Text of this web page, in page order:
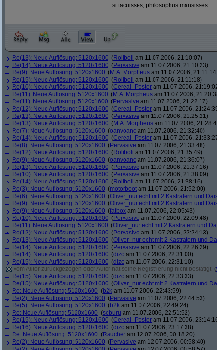
si tacuisses, philosophus mansisses
Re(13): Neue Auflösung: 5120x1600 (Roliboli am 11.07.2006, 21:10:07)
Re(14): Neue Auflösung: 5120x1600 (Pervasive am 11.07.2006, 21:10:23)
Re(9): Neue Auflösung: 5120x1600 (M.A. Morpheus am 11.07.2006,
Re(15): Neue Auflösung: 5120x1600 (Roliboli am 11.07.2006, 21:11:18)
Re(10): Neue Auflösung: 5120x1600 (Cereal_Poster am 11.07.2006,
Re(11): Neue Auflösung: 5120x1600 (M.A. Morpheus am 11.07.2006,
Re(11): Neue Auflösung: 5120x1600 (Pervasive am 11.07.2006, 21:22:17)
Re(12): Neue Auflösung: 5120x1600 (Cereal_Poster am 11.07.2006,
Re(13): Neue Auflösung: 5120x1600 (Pervasive am 11.07.2006, 21:25:21)
Re(13): Neue Auflösung: 5120x1600 (M.A. Morpheus am 11.07.2006,
Re(7): Neue Auflösung: 5120x1600 (oanvoanc am 11.07.2006, 21:32:40)
Re(14): Neue Auflösung: 5120x1600 (Cereal_Poster am 11.07.2006,
Re(8): Neue Auflösung: 5120x1600 (Pervasive am 11.07.2006, 21:33:48)
Re(12): Neue Auflösung: 5120x1600 (Roliboli am 11.07.2006, 21:35:49)
Re(9): Neue Auflösung: 5120x1600 (oanvoanc am 11.07.2006, 21:36:07)
Re(13): Neue Auflösung: 5120x1600 (Pervasive am 11.07.2006, 21:37:16)
Re(10): Neue Auflösung: 5120x1600 (Pervasive am 11.07.2006, 21:38:09)
Re(14): Neue Auflösung: 5120x1600 (Roliboli am 11.07.2006, 21:38:16)
Re(3): Neue Auflösung: 5120x1600 (motorboot am 11.07.2006, 21:52:00)
Re(6): Neue Auflösung: 5120x1600 (Oliver_nur echt mit 2 Kastratern und
Re(9): Neue Auflösung: 5120x1600 (Oliver_nur echt mit 2 Kastratern und
Re(9): Neue Auflösung: 5120x1600 (fatbox am 11.07.2006, 22:05:43)
Re(10): Neue Auflösung: 5120x1600 (Pervasive am 11.07.2006, 22:09:48)
Re(11): Neue Auflösung: 5120x1600 (Oliver_nur echt mit 2 Kastratern und
Re(12): Neue Auflösung: 5120x1600 (Pervasive am 11.07.2006, 22:24:13)
Re(13): Neue Auflösung: 5120x1600 (Oliver_nur echt mit 2 Kastratern und
Re(14): Neue Auflösung: 5120x1600 (Pervasive am 11.07.2006, 22:26:29)
Re(14): Neue Auflösung: 5120x1600 (dizo am 11.07.2006, 22:31:00)
Re(15): Neue Auflösung: 5120x1600 (dizo am 11.07.2006, 22:31:10)
Vom Autor zurückgezogen oder Autor hat seine Registrierung nicht bestätigt (
Re(15): Neue Auflösung: 5120x1600 (dizo am 11.07.2006, 22:33:33)
Re(15): Neue Auflösung: 5120x1600 (Oliver_nur echt mit 2 Kastratern und
Re: Neue Auflösung: 5120x1600 (b2k am 11.07.2006, 22:43:59)
Re(2): Neue Auflösung: 5120x1600 (Pervasive am 11.07.2006, 22:44:53)
Re(5): Neue Auflösung: 5120x1600 (b2k am 11.07.2006, 22:49:24)
Re: Neue Auflösung: 5120x1600 (seburu am 11.07.2006, 22:51:52)
Re(15): Neue Auflösung: 5120x1600 (Cereal_Poster am 11.07.2006,
Re(16): Neue Auflösung: 5120x1600 (dizo am 11.07.2006, 23:17:38)
Re: Neue Auflösung: 5120x1600 (Raucher am 12.07.2006, 00:18:20)
Re(2): Neue Auflösung: 5120x1600 (Pervasive am 12.07.2006, 00:58:40)